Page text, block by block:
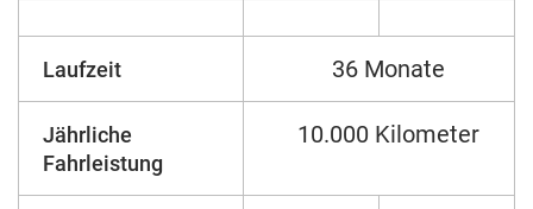
Laufzeit 36 Monate
Jährliche
Fahrleistung
10.000 Kilometer